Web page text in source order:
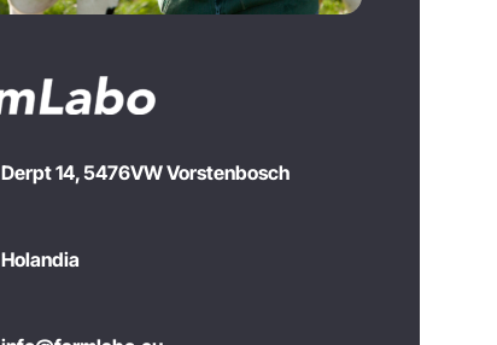
Derpt 14, 5476VW Vorstenbosch
Holandia